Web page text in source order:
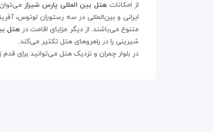
از امکانات هتل بین المللی پارس شیراز
ایرانی و بین‌المللی در سه رستوران لوتوس،
متنوع می‌باشند. از دیگر مزایای اقامت درهتل
شیرینی را در راهروهای هتل تکثیر می‌کند.
در بلوار چمران و نزدیک هتل می‌توانید برای قدم